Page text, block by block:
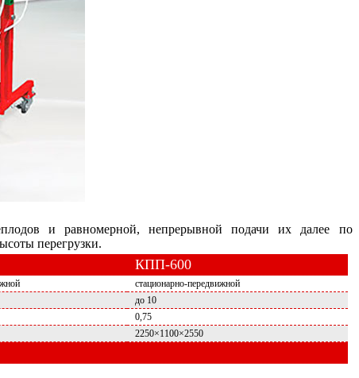
и равномерной, непрерывной подачи их далее по
перегрузки.
КПП-600
стационарно-передвижной
до 10
0,75
2250×1100×2550